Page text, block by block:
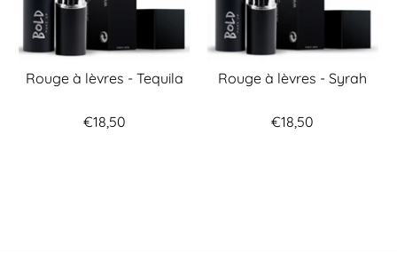
Rouge à lèvres - Tequila
€18,50
Rouge à lèvres - Syrah
€18,50